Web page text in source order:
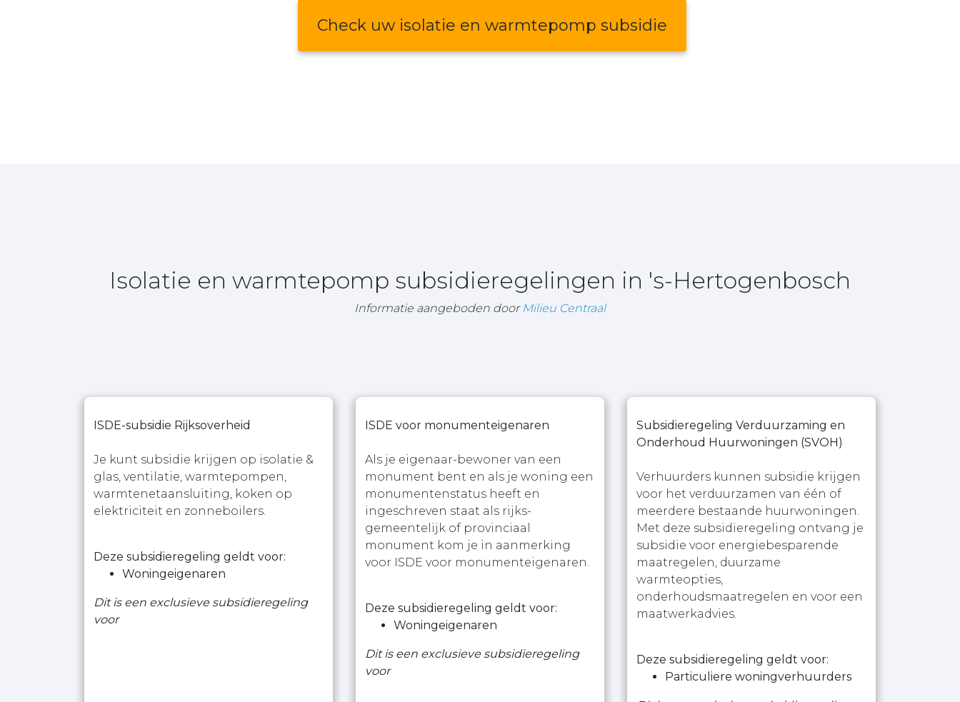
Check uw isolatie en warmtepomp subsidie
Isolatie en warmtepomp subsidieregelingen in 's-Hertogenbosch
Informatie aangeboden door Milieu Centraal
ISDE-subsidie Rijksoverheid
Je kunt subsidie krijgen op isolatie &
glas, ventilatie, warmtepompen,
warmtenetaansluiting, koken op
elektriciteit en zonneboilers.
Deze subsidieregeling geldt voor:
Woningeigenaren
Dit is een exclusieve subsidieregeling
voor
ISDE voor monumenteigenaren
Als je eigenaar-bewoner van een
monument bent en als je woning een
monumentenstatus heeft en
ingeschreven staat als rijks-
gemeentelijk of provinciaal
monument kom je in aanmerking
voor ISDE voor monumenteigenaren.
Deze subsidieregeling geldt voor:
Woningeigenaren
Dit is een exclusieve subsidieregeling
voor
Subsidieregeling Verduurzaming en
Onderhoud Huurwoningen (SVOH)
Verhuurders kunnen subsidie krijgen
voor het verduurzamen van één of
meerdere bestaande huurwoningen.
Met deze subsidieregeling ontvang je
subsidie voor energiebesparende
maatregelen, duurzame
warmteopties,
onderhoudsmaatregelen en voor een
maatwerkadvies.
Deze subsidieregeling geldt voor:
Particuliere woningverhuurders